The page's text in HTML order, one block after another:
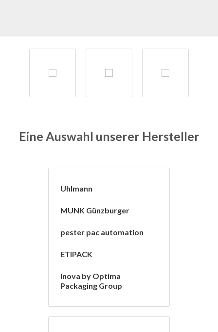
Eine Auswahl unserer Hersteller
Uhlmann
MUNK Günzburger
pester pac automation
ETIPACK
Inova by Optima
Packaging Group